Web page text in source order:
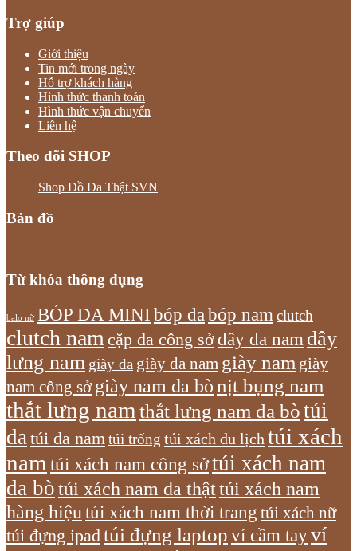
Trợ giúp
Giới thiệu
Tin mới trong ngày
Hỗ trợ khách hàng
Hình thức thanh toán
Hình thức vận chuyển
Liên hệ
Theo dõi SHOP
Shop Đồ Da Thật SVN
Bản đồ
Từ khóa thông dụng
balo nữ BÓP DA MINI bóp dabóp nam clutch
clutch nam cặp da công sởdây da nam dây
lưng nam giày da giày da nam giày nam giày
nam công sở giày nam da bònịt bụng nam
thắt lưng nam thắt lưng nam da bòtúi
datúi da namtúi trống túi xách du lịch túi xách
nam túi xách nam công sởtúi xách nam
da bòtúi xách nam da thậttúi xách nam
hàng hiệu túi xách nam thời trang túi xách nữ
túi đựng ipadtúi đựng laptop ví cầm tayví